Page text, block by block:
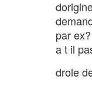
par
a t il
drole